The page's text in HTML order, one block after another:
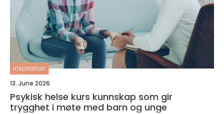
inspiration
13. June 2026
Psykisk helse kurs kunnskap som gir
trygghet i møte med barn og unge